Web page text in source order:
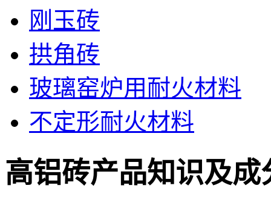
刚玉砖
拱角砖
玻璃窑炉用耐火材料
不定形耐火材料
高铝砖产品知识及成